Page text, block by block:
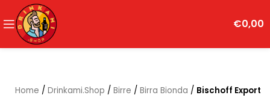
€0,00
Home / Drinkami.Shop / Birre / Birra Bionda / Bischoff Export